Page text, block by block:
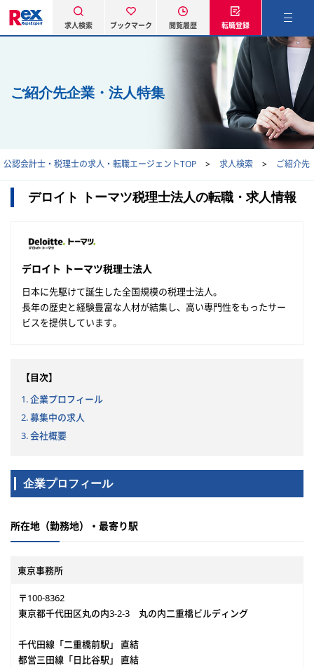
求人検索 ブックマーク 閲覧履歴 転職登録
ご紹介先企業・法人特集
公認会計士・税理士の求人・転職エージェントTOP 求人検索 ご紹介先
デロイト トーマツ税理士法人の転職・求人情報
デロイト トーマツ税理士法人
日本に先駆けて誕生した全国規模の税理士法人。
長年の歴史と経験豊富な人材が結集し、高い専門性をもったサー
ビスを提供しています。
【目次】
1. 企業プロフィール
2. 募集中の求人
3. 会社概要
企業プロフィール
所在地（勤務地）・最寄り駅
東京事務所
〒100-8362
東京都千代田区丸の内3-2-3 丸の内二重橋ビルディング
千代田線「二重橋前駅」 直結
都営三田線「日比谷駅」 直結